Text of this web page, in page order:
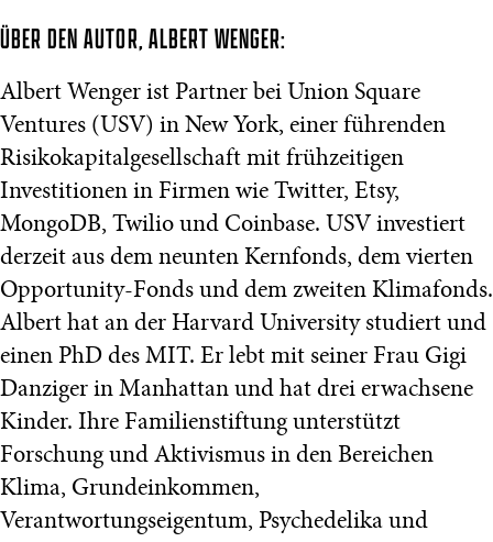
ÜBER DEN AUTOR, ALBERT WENGER:
Albert Wenger ist Partner bei Union Square
Ventures (USV) in New York, einer führenden
Risikokapitalgesellschaft mit frühzeitigen
Investitionen in Firmen wie Twitter, Etsy,
MongoDB, Twilio und Coinbase. USV investiert
derzeit aus dem neunten Kernfonds, dem vierten
Opportunity-Fonds und dem zweiten Klimafonds.
Albert hat an der Harvard University studiert und
einen PhD des MIT. Er lebt mit seiner Frau Gigi
Danziger in Manhattan und hat drei erwachsene
Kinder. Ihre Familienstiftung unterstützt
Forschung und Aktivismus in den Bereichen
Klima, Grundeinkommen,
Verantwortungseigentum, Psychedelika und